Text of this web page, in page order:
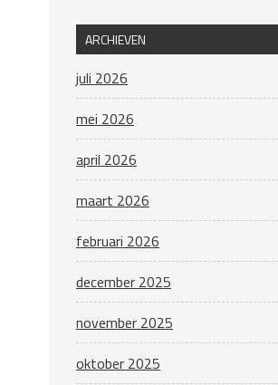
ARCHIEVEN
juli 2026
mei 2026
april 2026
maart 2026
februari 2026
december 2025
november 2025
oktober 2025